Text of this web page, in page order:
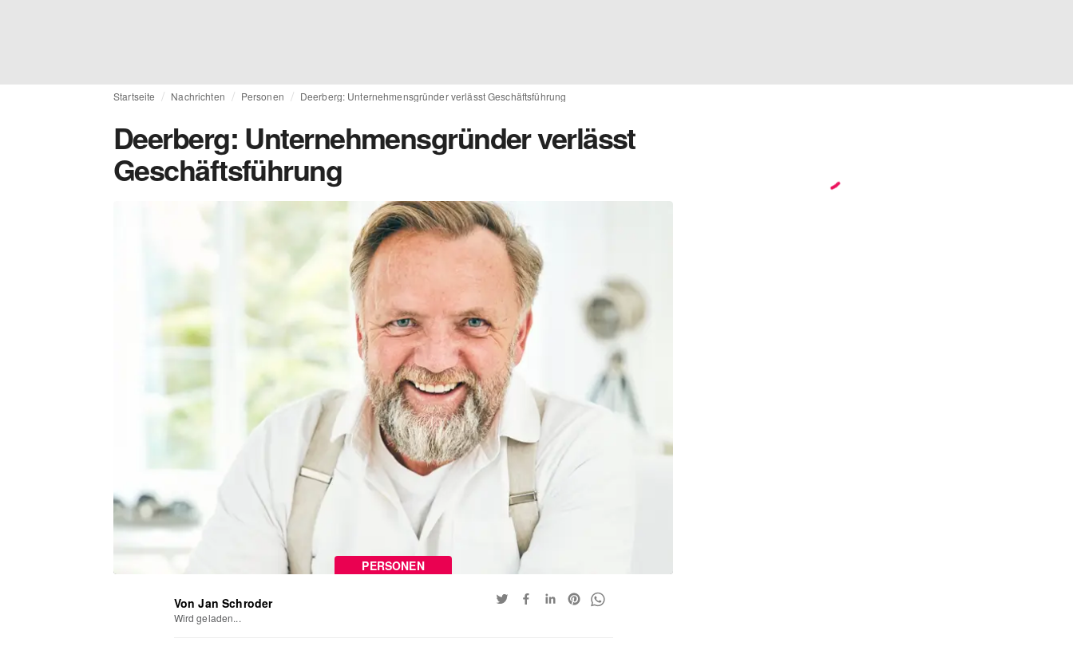
Startseite Nachrichten Personen Deerberg: Unternehmensgründer verlässt Geschäftsführung
Deerberg: Unternehmensgründer verlässt
Geschäftsführung
PERSONEN
Von Jan Schroder
Wird geladen...